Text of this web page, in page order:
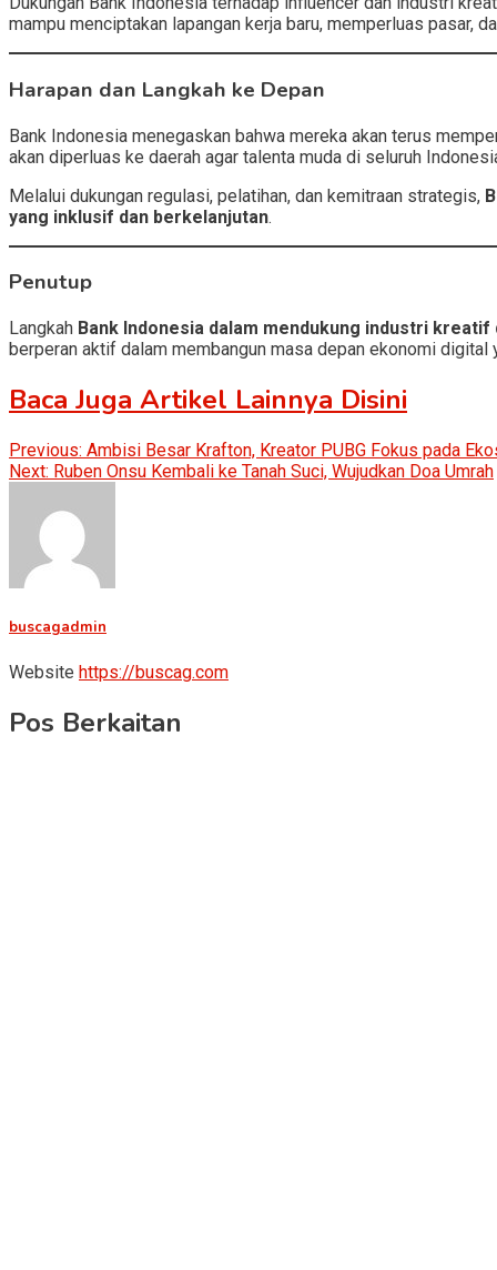
mampu menciptakan lapangan kerja baru, memperluas pasar,
Harapan dan Langkah ke Depan
Bank Indonesia menegaskan bahwa mereka akan terus
akan diperluas ke daerah agar talenta muda di seluruh
Melalui dukungan regulasi, pelatihan, dan kemitraan strategis,
yang inklusif dan berkelanjutan.
Penutup
Langkah Bank Indonesia dalam mendukung industri
berperan aktif dalam membangun masa depan ekonomi
Baca Juga Artikel Lainnya Disini
Post
navigation
Previous: Ambisi Besar Krafton, Kreator PUBG Fokus pada
Next: Ruben Onsu Kembali ke Tanah Suci, Wujudkan Doa Umrah
buscagadmin
Website https://buscag.com
Pos Berkaitan